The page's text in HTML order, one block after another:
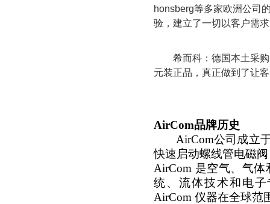
honsberg等多家欧洲公司
验，建立了一切以客户需
希而科：德国本土采
元装正品，真正做到了让
AirCom品牌历史
AirCom公司成立
快速启动螺线管电磁阀
AirCom 是空气、气
统、流体技术和电
AirCom 仪器在全球范